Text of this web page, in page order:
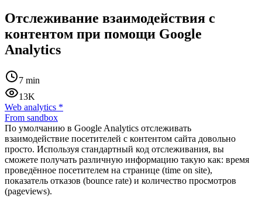
Отслеживание взаимодействия с
контентом при помощи Google
Analytics
7 min
13K
Web analytics *
From sandbox
По умолчанию в Google Analytics отслеживать
взаимодействие посетителей с контентом сайта довольно
просто. Используя стандартный код отслеживания, вы
сможете получать различную информацию такую как: время
проведённое посетителем на странице (time on site),
показатель отказов (bounce rate) и количество просмотров
(pageviews).